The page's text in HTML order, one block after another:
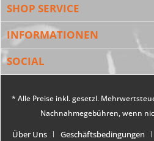
SHOP SERVICE
INFORMATIONEN
SOCIAL
* Alle Preise inkl. gesetzl.
Nachnahmegebühren, wenn
Über Uns Geschäftsbedingungen